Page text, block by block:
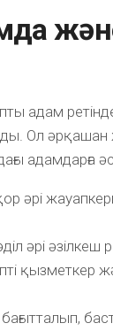
адам
Ол
адамдарға
әрі
әрі әзілкеш
қызметкер